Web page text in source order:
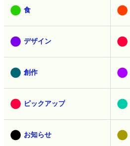
食
デザイン
創作
ピックアップ
お知らせ